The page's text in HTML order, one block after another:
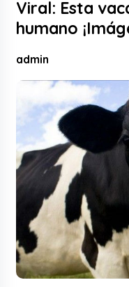
Viral: Esta
humano
admin